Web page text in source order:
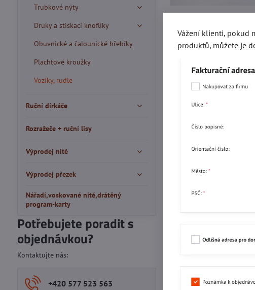
Trubkové nýty
Druky a stiskací knoflíky
Obuvnické a čalounické hřebíky
Plachtové kroužky
Vozíky, rudle
Ruční dírkáče
Rozražeče + ruční lisy
Výprodej nitě
Výprodej přezek
Nářadí,voskované nitě,drátěný
program-karty
Potřebujete poradit s
objednávkou?
Kontaktujte nás:
+420 577 523 563
Vážení klienti, pokud
produktů, můžete je